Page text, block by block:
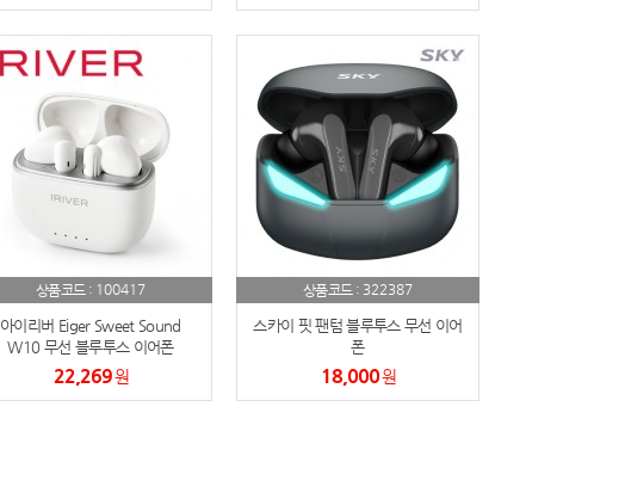
상품코드 : 100417
아이리버 Eiger Sweet Sound
W10 무선 블루투스 이어폰
22,269원
상품코드 : 322387
스카이 핏 팬텀 블루투스 무선 이어
폰
18,000원